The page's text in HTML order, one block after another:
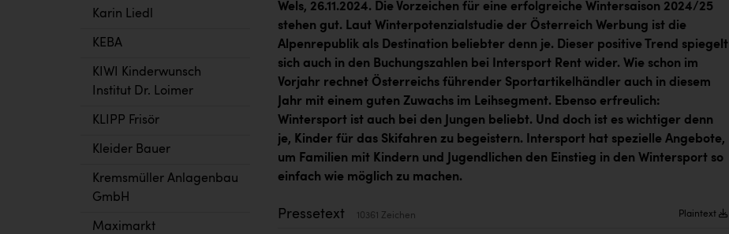
Karin Liedl
KEBA
KIWI Kinderwunsch
Institut Dr. Loimer
KLIPP Frisör
Kleider Bauer
Kremsmüller Anlagenbau
GmbH
Maximarkt
Wels, 26.11.2024. Die Vorzeichen für eine erfolgreiche Wintersaison 2024/25
stehen gut. Laut Winterpotenzialstudie der Österreich Werbung ist die
Alpenrepublik als Destination beliebter denn je. Dieser positive Trend spiegelt
sich auch in den Buchungszahlen bei Intersport Rent wider. Wie schon im
Vorjahr rechnet Österreichs führender Sportartikelhändler auch in diesem
Jahr mit einem guten Zuwachs im Leihsegment. Ebenso erfreulich:
Wintersport ist auch bei den Jungen beliebt. Und doch ist es wichtiger denn
je, Kinder für das Skifahren zu begeistern. Intersport hat spezielle Angebote,
um Familien mit Kindern und Jugendlichen den Einstieg in den Wintersport so
einfach wie möglich zu machen.
Pressetext 10361 Zeichen Plaintext